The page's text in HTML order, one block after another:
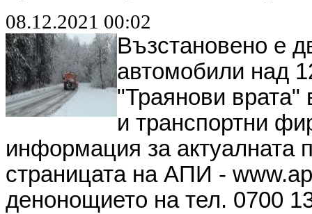
08.12.2021 00:02
Възстановено е
автомобили над
"Траянови
и транспортни
информация за актуалната
страницата на АПИ -
денонощието на тел. 0700